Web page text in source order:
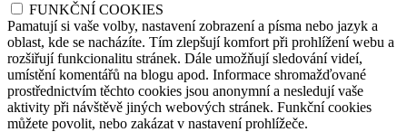
FUNKČNÍ COOKIES
Pamatují si vaše volby, nastavení zobrazení a písma nebo jazyk a
oblast, kde se nacházíte. Tím zlepšují komfort při prohlížení webu a
rozšiřují funkcionalitu stránek. Dále umožňují sledování videí,
umístění komentářů na blogu apod. Informace shromažďované
prostřednictvím těchto cookies jsou anonymní a nesledují vaše
aktivity při návštěvě jiných webových stránek. Funkční cookies
můžete povolit, nebo zakázat v nastavení prohlížeče.